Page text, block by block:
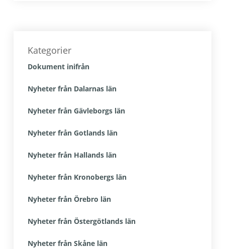
sidofält
Kategorier
Dokument inifrån
Nyheter från Dalarnas län
Nyheter från Gävleborgs län
Nyheter från Gotlands län
Nyheter från Hallands län
Nyheter från Kronobergs län
Nyheter från Örebro län
Nyheter från Östergötlands län
Nyheter från Skåne län